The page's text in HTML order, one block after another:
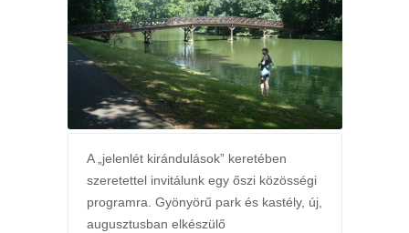
A „jelenlét kirándulások” keretében
szeretettel invitálunk egy őszi közösségi
programra. Gyönyörű park és kastély, új,
augusztusban elkészülő